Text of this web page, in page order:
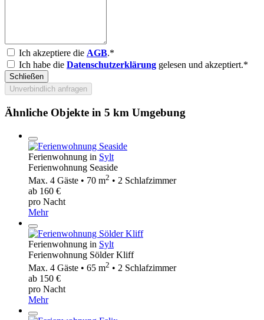
Ich akzeptiere die AGB.*
Ich habe die Datenschutzerklärung gelesen und akzeptiert.*
Schließen
Unverbindlich anfragen
Ähnliche Objekte in 5 km Umgebung
Ferienwohnung in Sylt
Ferienwohnung Seaside
Max. 4 Gäste • 70 m2 • 2 Schlafzimmer
ab 160 €
pro Nacht
Mehr
Ferienwohnung in Sylt
Ferienwohnung Sölder Kliff
Max. 4 Gäste • 65 m2 • 2 Schlafzimmer
ab 150 €
pro Nacht
Mehr